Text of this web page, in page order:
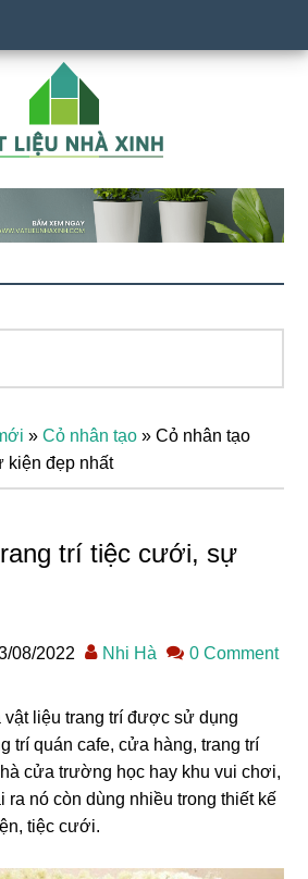
»Cỏ nhân tạo »Cỏ nhân tạo
kiện đẹp nhất
trí tiệc cưới, sự
08/2022 Nhi Hà 0 Comment
vật liệu trang trí được sử dụng
trí quán cafe, cửa hàng, trang trí
cửa trường học hay khu vui chơi,
nó còn dùng nhiều trong thiết kế
tiệc cưới.